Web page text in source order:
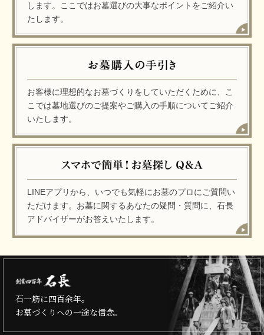
します。ここではお墓選びの大事なポイントをご紹介い
たします。
お客様に理想的なお墓づくりをしていただくために、こ
こでは墓地選びのご提案やご購入の手順についてご紹介
いたします。
LINEアプリから、いつでも気軽にお墓のプロにご質問い
ただけます。お墓に関するあなたの疑問・質問に、石長
アドバイザーがお答えいたします。
石一筋に四百余年。
お墓づくりへの一途な信念。